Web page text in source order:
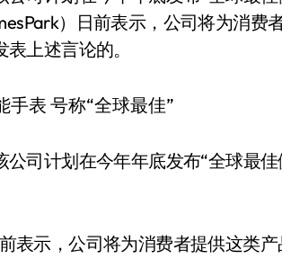
）日前表示，公司将为消费
上述言论的。
司计划在今年年底发布“全球最
表示，公司将为消费者提供这类